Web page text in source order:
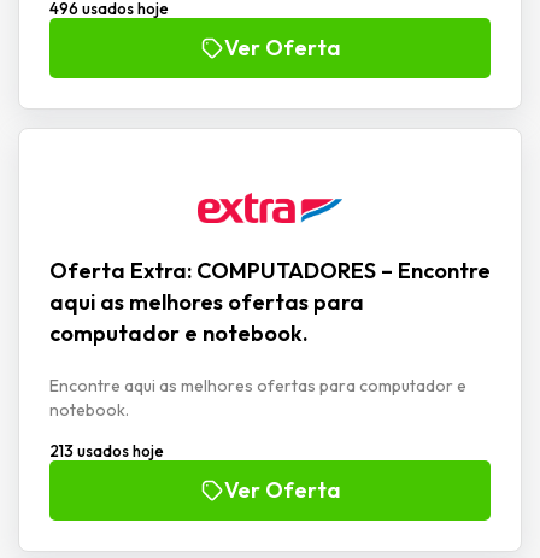
496 usados hoje
Ver Oferta
Oferta Extra: COMPUTADORES – Encontre
aqui as melhores ofertas para
computador e notebook.
Encontre aqui as melhores ofertas para computador e
notebook.
213 usados hoje
Ver Oferta